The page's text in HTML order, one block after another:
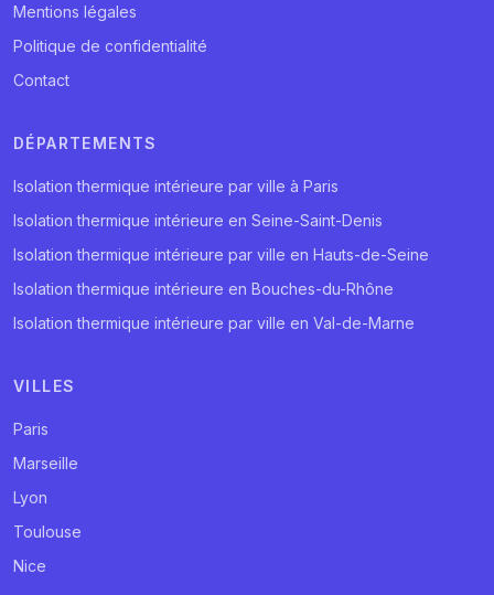
Mentions légales
Politique de confidentialité
Contact
DÉPARTEMENTS
Isolation thermique intérieure par ville à Paris
Isolation thermique intérieure en Seine-Saint-Denis
Isolation thermique intérieure par ville en Hauts-de-Seine
Isolation thermique intérieure en Bouches-du-Rhône
Isolation thermique intérieure par ville en Val-de-Marne
VILLES
Paris
Marseille
Lyon
Toulouse
Nice